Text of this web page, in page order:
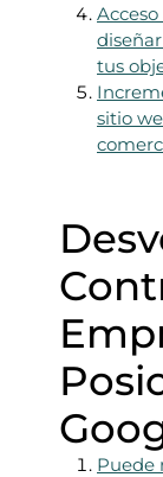
tus
sitio
Puede